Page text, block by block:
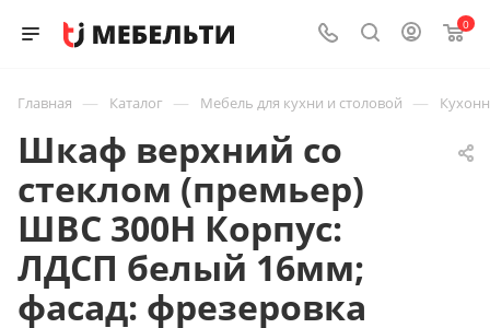
0
Главная — Каталог — Мебель для кухни и столовой —
Шкаф верхний со
стеклом (премьер)
ШВС 300Н Корпус:
ЛДСП белый 16мм;
фасад: фрезеровка